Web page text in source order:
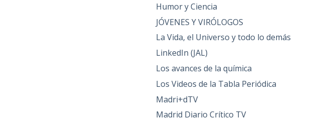
Humor y Ciencia
JÓVENES Y VIRÓLOGOS
La Vida, el Universo y todo lo demás
LinkedIn (JAL)
Los avances de la química
Los Videos de la Tabla Periódica
Madri+dTV
Madrid Diario Crítico TV